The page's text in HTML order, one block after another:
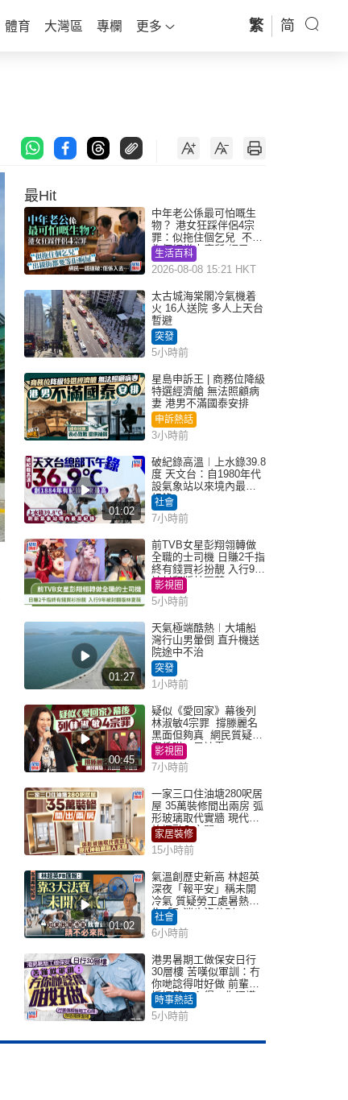
體育 大灣區 專欄 更多 繁 简
最Hit
中年老公係最可怕嘅生
物？ 港女狂踩伴侶4宗
罪：似拖住個乞兒 不解
為何經常去廁所 網民一
語道破
生活百科
2026-08-08 15:21 HKT
太古城海棠閣冷氣機着
火 16人送院 多人上天台
暫避
突發
5小時前
星島申訴王 | 商務位降級
特選經濟艙 無法照顧病
妻 港男不滿國泰安排
申訴熱話
3小時前
01:02
破紀錄高溫︱上水錄39.8
度 天文台：自1980年代
設氣象站以來境內最高
紀錄
社會
7小時前
前TVB女星彭翔翎轉做
全職的士司機 日賺2千指
終有錢買衫扮靚 入行9年
被封翻版林夏薇
影視圈
5小時前
01:27
天氣極端酷熱︱大埔船
灣行山男暈倒 直升機送
院途中不治
突發
1小時前
00:45
疑似《愛回家》幕後列
林淑敏4宗罪 撐滕麗名
黑面但夠真 網民質疑：
真係咁一早被雪
影視圈
7小時前
一家三口住油塘280呎居
屋 35萬裝修間出兩房 弧
形玻璃取代實牆 現代神
枱櫃融入玄關
家居裝修
15小時前
01:02
氣溫創歷史新高 林超英
深夜「報平安」稱未開
冷氣 質疑勞工處暑熱警
告「取消也沒分別」
社會
6小時前
港男暑期工做保安日行
30層樓 苦嘆似軍訓：冇
你哋諗得咁好做 前輩傳
授搵筍工心得：你唔識
揀盤啫｜Juicy叮
時事熱話
5小時前